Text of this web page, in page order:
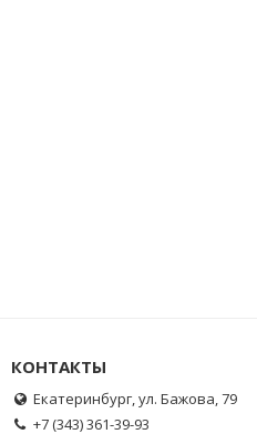
КОНТАКТЫ
Екатеринбург, ул. Бажова, 79
+7 (343) 361-39-93